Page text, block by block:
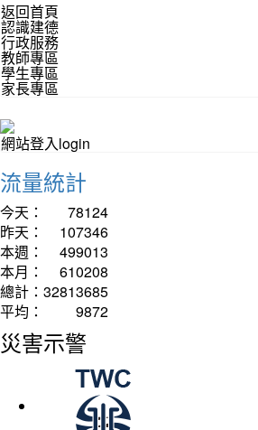
返回首頁
認識建德
行政服務
教師專區
學生專區
家長專區
網站登入login
流量統計
今天：
78124
昨天：
107346
本週：
499013
本月：
610208
總計： 32813685
平均：
9872
災害示警